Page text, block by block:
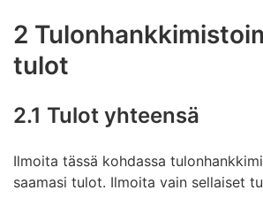
2
tulot
2.1 Tulot yhteensä
Ilmoita tässä kohdassa
saamasi tulot. Ilmoita vain sellaiset